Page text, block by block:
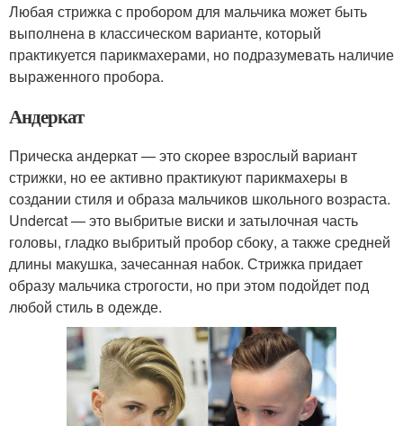
Любая стрижка с пробором для мальчика может быть
выполнена в классическом варианте, который
практикуется парикмахерами, но подразумевать наличие
выраженного пробора.
Андеркат
Прическа андеркат — это скорее взрослый вариант
стрижки, но ее активно практикуют парикмахеры в
создании стиля и образа мальчиков школьного возраста.
Undercat — это выбритые виски и затылочная часть
головы, гладко выбритый пробор сбоку, а также средней
длины макушка, зачесанная набок. Стрижка придает
образу мальчика строгости, но при этом подойдет под
любой стиль в одежде.